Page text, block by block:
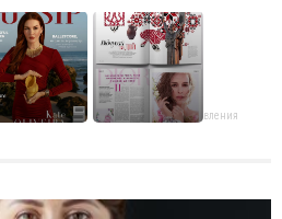
поздравления